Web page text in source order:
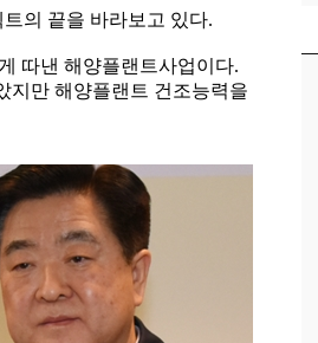
의 끝을 바라보고 있다.
따낸 해양플랜트사업이다.
지만 해양플랜트 건조능력을